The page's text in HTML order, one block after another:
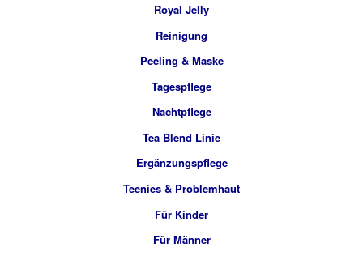
Royal Jelly
Reinigung
Peeling & Maske
Tagespflege
Nachtpflege
Tea Blend Linie
Ergänzungspflege
Teenies & Problemhaut
Für Kinder
Für Männer